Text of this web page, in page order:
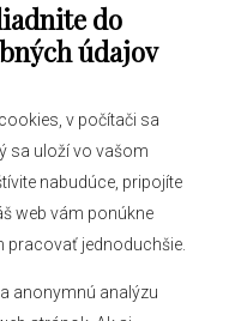
do
údajov
v počítači sa
sa uloží vo vašom
nabudúce, pripojíte
web vám ponúkne
pracovať jednoduchšie.
anonymnú analýzu